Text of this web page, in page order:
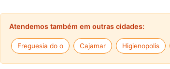
Atendemos também em outras cidades:
Freguesia do o Cajamar Higienopolis